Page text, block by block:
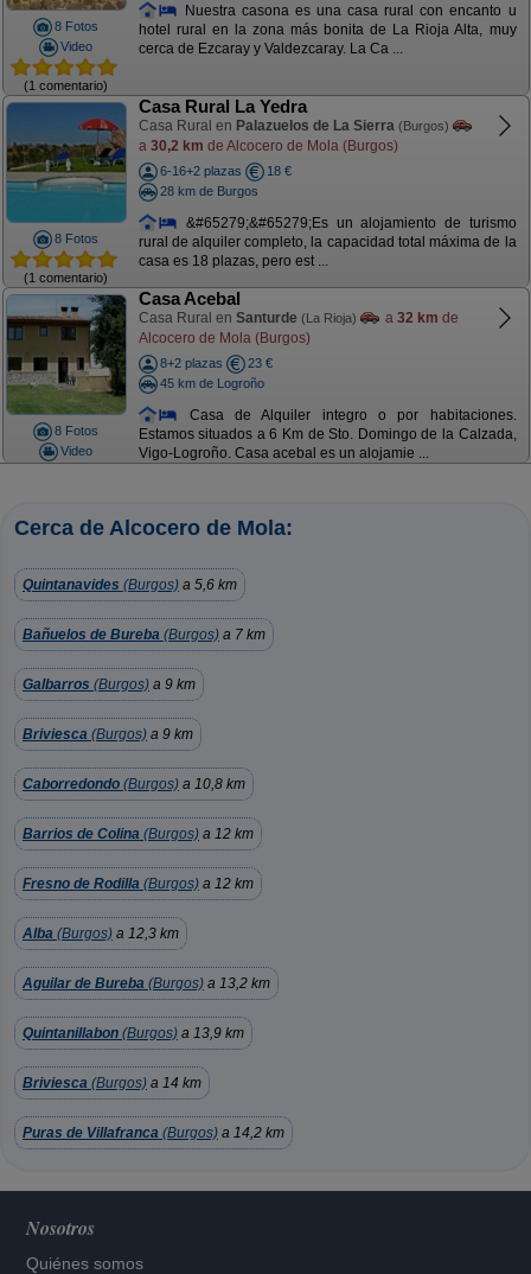
8 Fotos
Video
(1 comentario)
Nuestra casona es una casa rural con encanto u
hotel rural en la zona más bonita de La Rioja Alta, muy
cerca de Ezcaray y Valdezcaray. La Ca ...
8 Fotos
(1 comentario)
Casa Rural La Yedra
Casa Rural en Palazuelos de La Sierra (Burgos)
a 30,2 km de Alcocero de Mola (Burgos)
6-16+2 plazas
18 €
28 km de Burgos
&#65279;&#65279;Es un alojamiento de turismo
rural de alquiler completo, la capacidad total máxima de la
casa es 18 plazas, pero est ...
8 Fotos
Video
Casa Acebal
Casa Rural en Santurde (La Rioja) a 32 km de
Alcocero de Mola (Burgos)
8+2 plazas
23 €
45 km de Logroño
Casa de Alquiler integro o por habitaciones.
Estamos situados a 6 Km de Sto. Domingo de la Calzada,
Vigo-Logroño. Casa acebal es un alojamie ...
Cerca de Alcocero de Mola:
Quintanavides (Burgos) a 5,6 km
Bañuelos de Bureba (Burgos) a 7 km
Galbarros (Burgos) a 9 km
Briviesca (Burgos) a 9 km
Caborredondo (Burgos) a 10,8 km
Barrios de Colina (Burgos) a 12 km
Fresno de Rodilla (Burgos) a 12 km
Alba (Burgos) a 12,3 km
Aguilar de Bureba (Burgos) a 13,2 km
Quintanillabon (Burgos) a 13,9 km
Briviesca (Burgos) a 14 km
Puras de Villafranca (Burgos) a 14,2 km
Nosotros
Quiénes somos